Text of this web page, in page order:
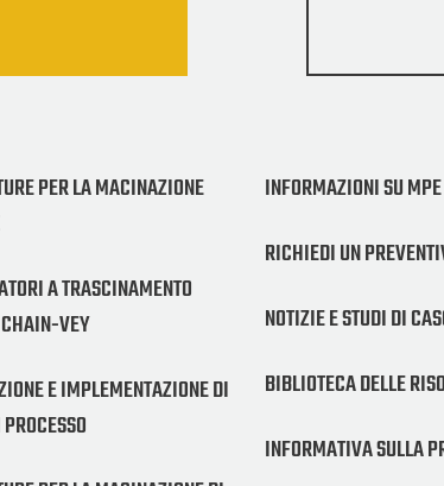
PER LA MACINAZIONE
A TRASCINAMENTO
VEY
E IMPLEMENTAZIONE DI
INFORMAZIONI SU MPE
RICHIEDI UN
NOTIZIE E STUDI DI
BIBLIOTECA DELLE
INFORMATIVA SULLA